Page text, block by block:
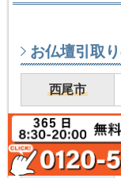
お仏壇引取
西尾市
処分料金の